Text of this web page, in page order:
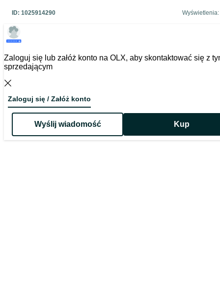
ID: 1025914290 Wyświetlenia:
Zaloguj się lub załóż konto na OLX, aby skontaktować się z
sprzedającym
Zaloguj się / Załóż konto
Wyślij wiadomość Kup